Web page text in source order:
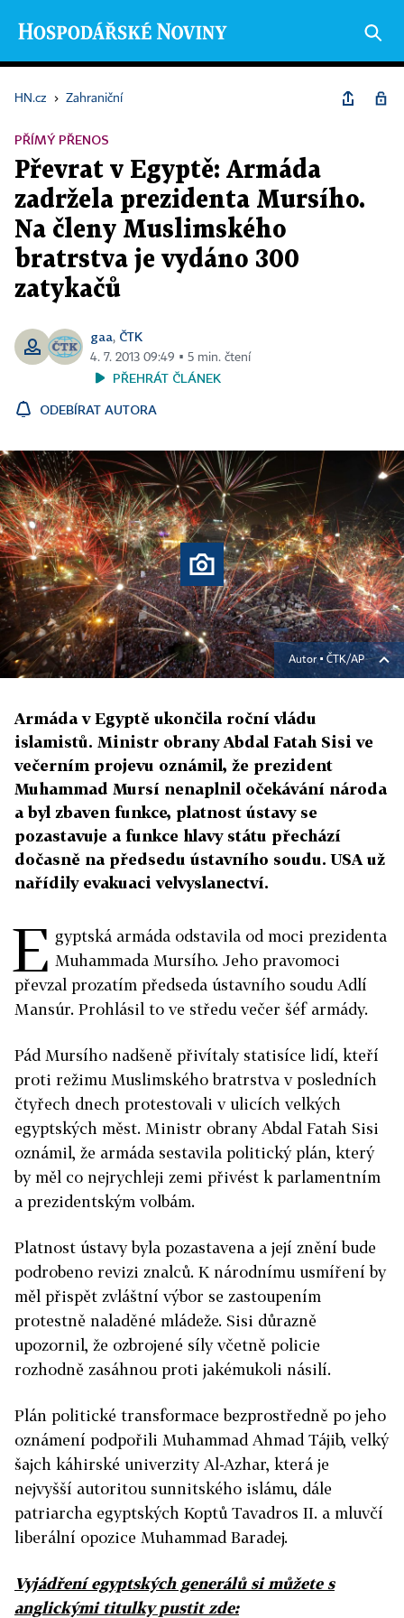
HN.cz › Zahraniční
PŘÍMÝ PŘENOS
Převrat v Egyptě: Armáda
zadržela prezidenta Mursího.
Na členy Muslimského
bratrstva je vydáno 300
zatykačů
gaa, ČTK
4. 7. 2013 09:49 ▪ 5 min. čtení
PŘEHRÁT ČLÁNEK
ODEBÍRAT AUTORA
Autor ▪ ČTK/AP
Armáda v Egyptě ukončila roční vládu
islamistů. Ministr obrany Abdal Fatah Sisi ve
večerním projevu oznámil, že prezident
Muhammad Mursí nenaplnil očekávání národa
a byl zbaven funkce, platnost ústavy se
pozastavuje a funkce hlavy státu přechází
dočasně na předsedu ústavního soudu. USA už
nařídily evakuaci velvyslanectví.
E gyptská armáda odstavila od moci prezidenta
Muhammada Mursího. Jeho pravomoci
převzal prozatím předseda ústavního soudu Adlí
Mansúr. Prohlásil to ve středu večer šéf armády.
Pád Mursího nadšeně přivítaly statisíce lidí, kteří
proti režimu Muslimského bratrstva v posledních
čtyřech dnech protestovali v ulicích velkých
egyptských měst. Ministr obrany Abdal Fatah Sisi
oznámil, že armáda sestavila politický plán, který
by měl co nejrychleji zemi přivést k parlamentním
a prezidentským volbám.
Platnost ústavy byla pozastavena a její znění bude
podrobeno revizi znalců. K národnímu usmíření by
měl přispět zvláštní výbor se zastoupením
protestně naladěné mládeže. Sisi důrazně
upozornil, že ozbrojené síly včetně policie
rozhodně zasáhnou proti jakémukoli násilí.
Plán politické transformace bezprostředně po jeho
oznámení podpořili Muhammad Ahmad Tájib, velký
šajch káhirské univerzity Al-Azhar, která je
nejvyšší autoritou sunnitského islámu, dále
patriarcha egyptských Koptů Tavadros II. a mluvčí
liberální opozice Muhammad Baradej.
Vyjádření egyptských generálů si můžete s
anglickými titulky pustit zde: